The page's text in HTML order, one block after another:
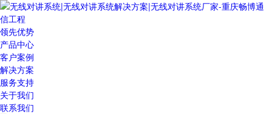
领先优势
产品中心
客户案例
解决方案
服务支持
关于我们
联系我们